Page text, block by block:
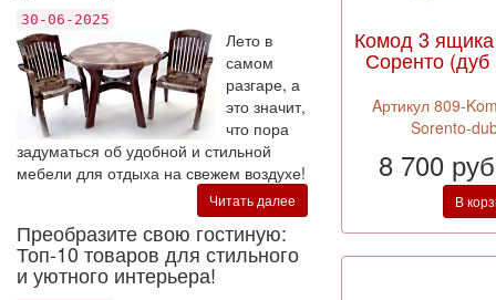
30-06-2025
Лето в
самом
разгаре, а
это значит,
что пора
задуматься об удобной и стильной
мебели для отдыха на свежем воздухе!
Читать далее
Преобразите свою гостиную:
Топ-10 товаров для стильного
и уютного интерьера!
Комод 3
Соренто
Aртикул 809-
Sorento-
8 700
В